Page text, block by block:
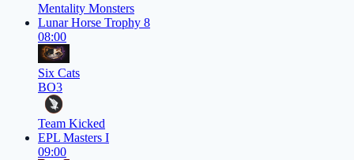
Mentality Monsters
Lunar Horse Trophy 8
08:00
Six Cats
BO3
Team Kicked
EPL Masters I
09:00